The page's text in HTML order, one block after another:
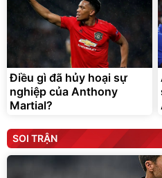
Điều gì đã hủy hoại sự
nghiệp của Anthony
Martial?
SOI TRẬN